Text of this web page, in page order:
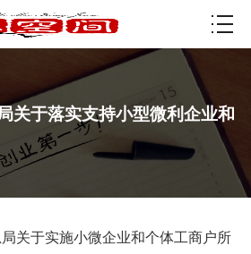
关于落实支持小型微利企业和
关于实施小微企业和个体工商户所